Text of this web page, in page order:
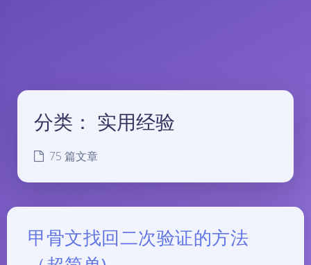
分类： 实用经验
75 篇文章
甲骨文找回二次验证的方法